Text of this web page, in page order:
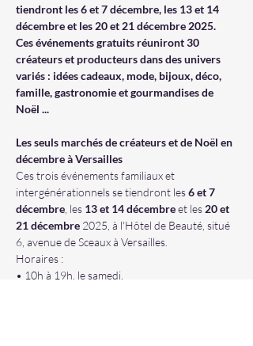
tiendront les 6 et 7 décembre, les 13 et 14
décembre et les 20 et 21 décembre 2025.
Ces événements gratuits réuniront 30
créateurs et producteurs dans des univers
variés : idées cadeaux, mode, bijoux, déco,
famille, gastronomie et gourmandises de
Noël ...
Les seuls marchés de créateurs et de Noël en
décembre à Versailles
Ces trois événements familiaux et
intergénérationnels se tiendront les 6 et 7
décembre , les 13 et 14 décembre et les 20 et
21 décembre 2025, à l'Hôtel de Beauté, situé
6, avenue de Sceaux à Versailles.
Horaires :
• 10h à 19h, le samedi,